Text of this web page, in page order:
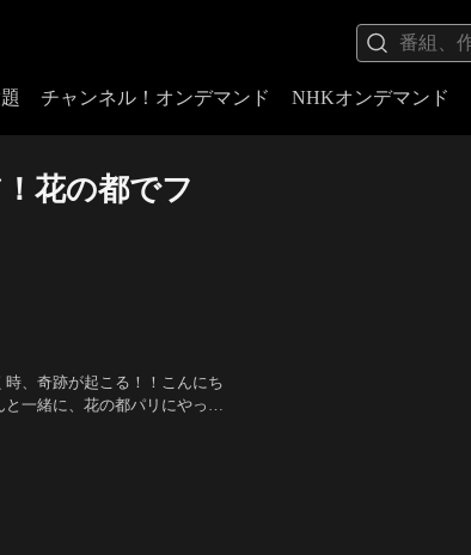
チャンネル！オンデマンド NHKオンデマンド
花の都でフ
、奇跡が起こる！！こんにち
一緒に、花の都パリにやって